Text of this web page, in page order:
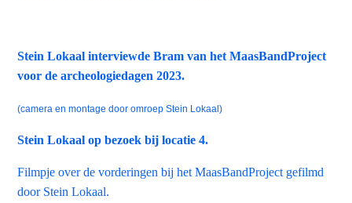
Stein Lokaal interviewde Bram van het MaasBandProject
voor de archeologiedagen 2023.
(camera en montage door omroep Stein Lokaal)
Stein Lokaal op bezoek bij locatie 4.
Filmpje over de vorderingen bij het MaasBandProject gefilmd
door Stein Lokaal.